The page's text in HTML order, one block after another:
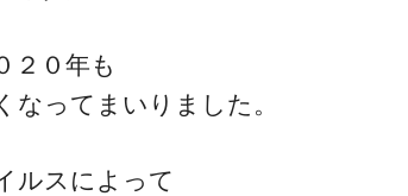
２０年も
なってまいりました。
ルスによって